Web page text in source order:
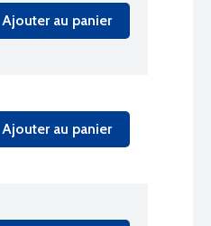
Ajouter au panier
Ajouter au panier